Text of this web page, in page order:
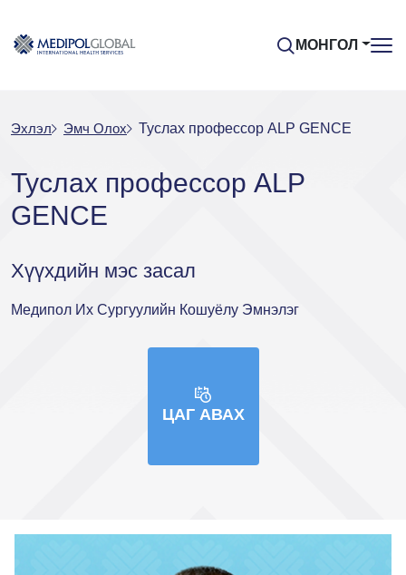
МОНГОЛ
Эхлэл Эмч Oлох Туслах профессор ALP GENCE
Туслах профессор ALP
GENCE
Хүүхдийн мэс засал
Медипол Их Сургуулийн Кошуёлу Эмнэлэг
ЦАГ АВАХ